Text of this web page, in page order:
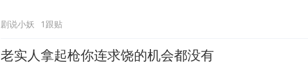
剧说小妖 1跟贴
老实人拿起枪你连求饶的机会都没有